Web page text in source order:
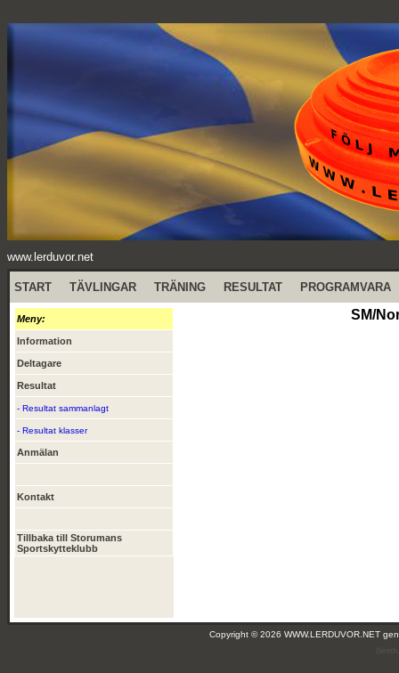
www.lerduvor.net
START TÄVLINGAR TRÄNING RESULTAT PROGRAMVARA
Meny:
Information
Deltagare
Resultat
- Resultat sammanlagt
- Resultat klasser
Anmälan
Kontakt
Tillbaka till Storumans
Sportskytteklubb
SM/
Copyright © 2026 WWW.LERDUVOR.NET